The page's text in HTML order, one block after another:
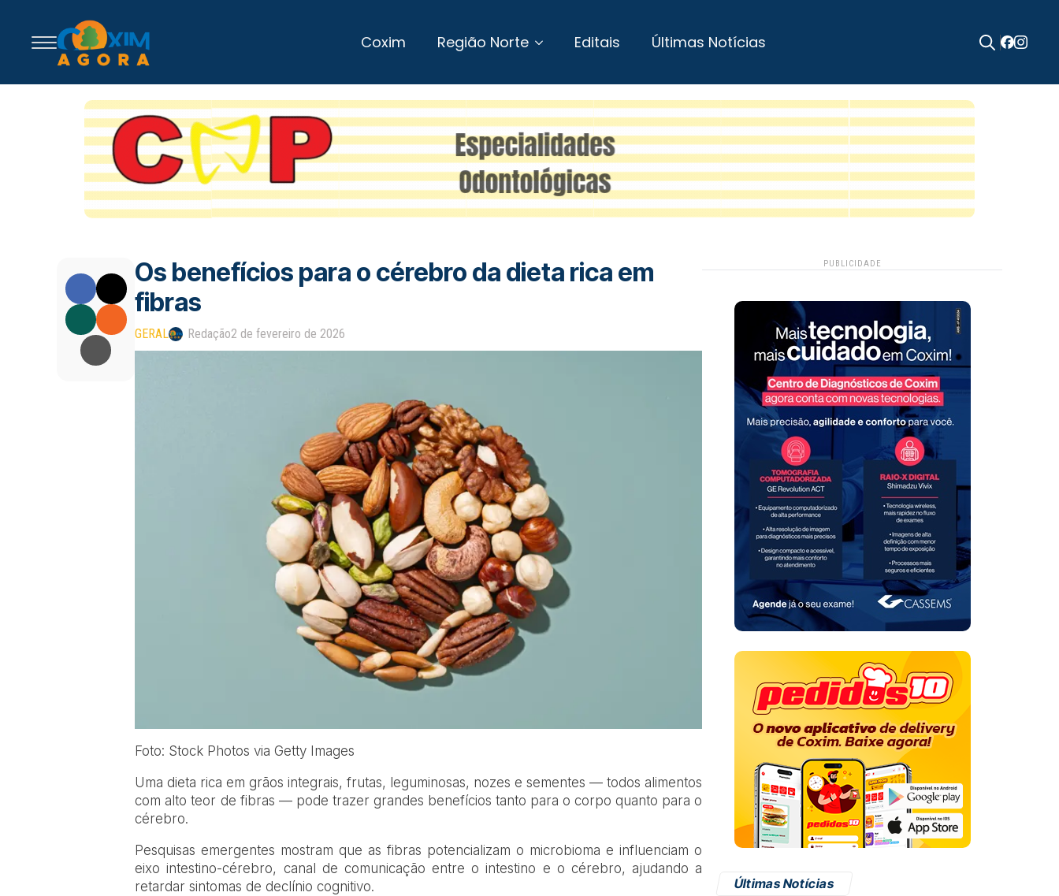
Coxim Região Norte Editais Últimas Notícias
Os benefícios para o cérebro da dieta rica em
fibras
GERAL Redação2 de fevereiro de 2026
Foto: Stock Photos via Getty Images
Uma dieta rica em grãos integrais, frutas, leguminosas, nozes e sementes — todos alimentos
com alto teor de fibras — pode trazer grandes benefícios tanto para o corpo quanto para o
cérebro.
Pesquisas emergentes mostram que as fibras potencializam o microbioma e influenciam o
eixo intestino-cérebro, canal de comunicação entre o intestino e o cérebro, ajudando a
retardar sintomas de declínio cognitivo.
PUBLICIDADE
Últimas Notícias